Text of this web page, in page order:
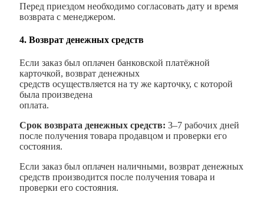
Перед приездом необходимо согласовать дату и время
возврата с менеджером.
4. Возврат денежных средств
Если заказ был оплачен банковской платёжной
карточкой, возврат денежных
средств осуществляется на ту же карточку, с которой
была произведена
оплата.
Срок возврата денежных средств: 3–7 рабочих дней
после получения товара продавцом и проверки его
состояния.
Если заказ был оплачен наличными, возврат денежных
средств производится после получения товара и
проверки его состояния.